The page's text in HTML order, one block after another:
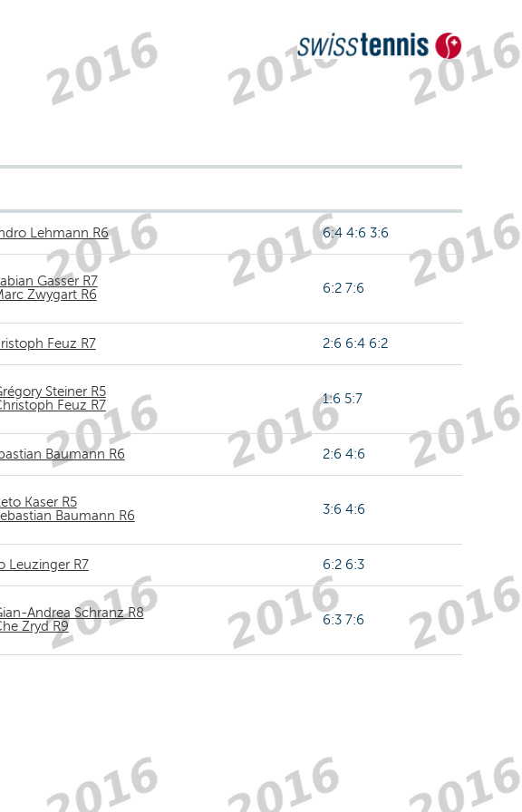
Lehmann R6 6:4 4:6 3:6
Gasser R7
Zwygart R6 6:2 7:6
Feuz R7 2:6 6:4 6:2
Steiner R5
Feuz R7 1:6 5:7
Baumann R6 2:6 4:6
Kaser R5
Baumann R6 3:6 4:6
Leuzinger R7 6:2 6:3
Andrea Schranz R8
Zryd R9 6:3 7:6